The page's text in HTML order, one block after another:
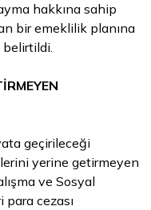
hakkına sahip
bir emeklilik planına
belirtildi.
geçirileceği
yerine getirmeyen
ve Sosyal
para cezası